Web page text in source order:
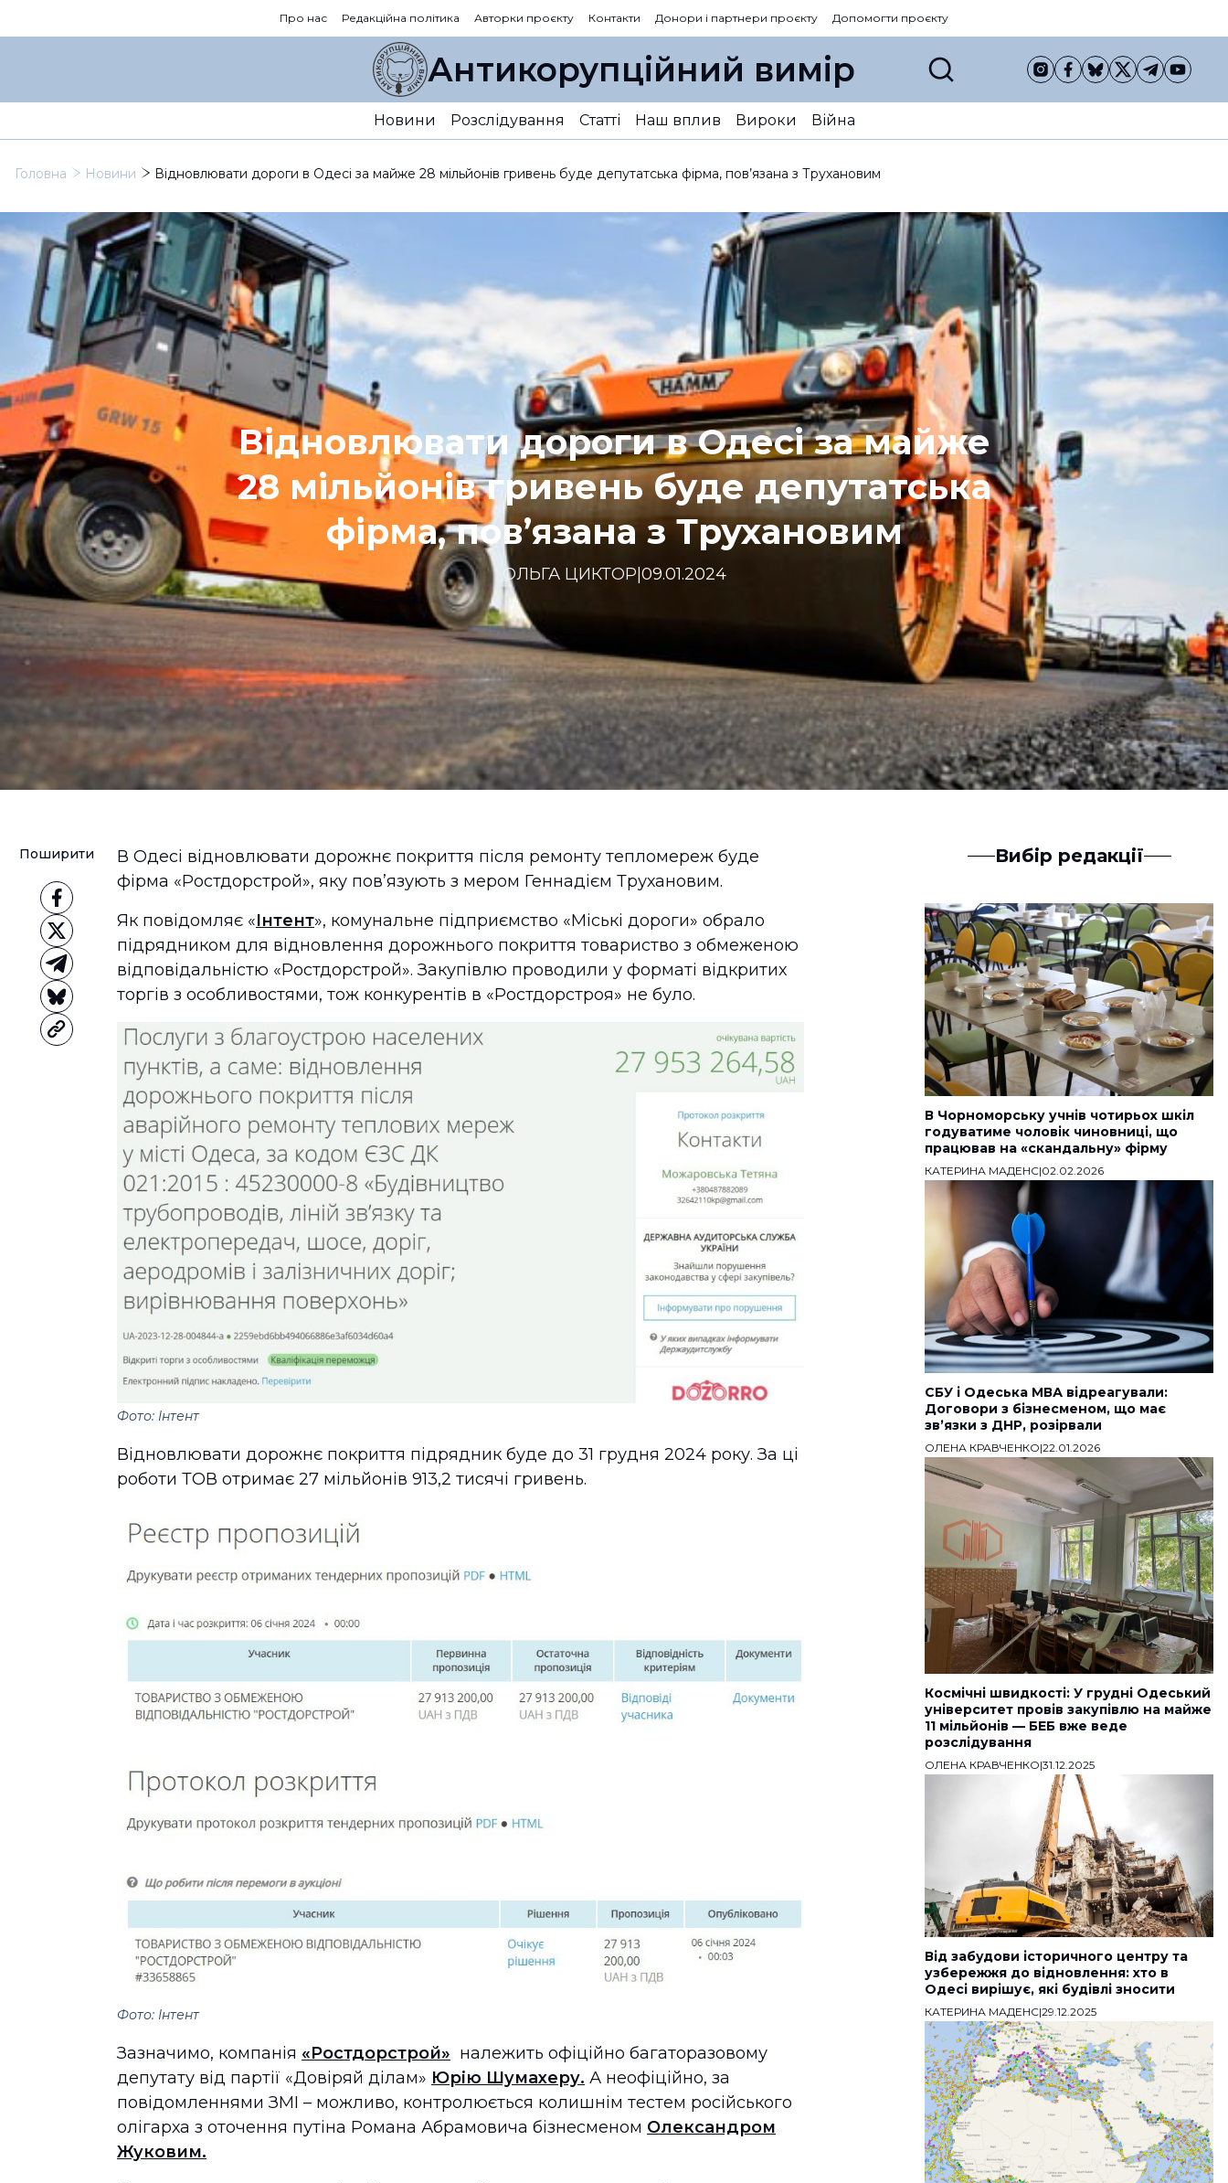
Про нас Редакційна політика Авторки проєкту Контакти Донори і партнери проєкту Допомогти проєкту
Антикорупційний вимір
Новини Розслідування Статті Наш вплив Вироки Війна
Головна Новини Відновлювати дороги в Одесі за майже 28 мільйонів гривень буде депутатська фірма, пов’язана з Трухановим
Відновлювати дороги в Одесі за майже
28 мільйонів гривень буде депутатська
фірма, пов’язана з Трухановим
ОЛЬГА ЦИКТОР|09.01.2024
Поширити
В Одесі відновлювати дорожнє покриття після ремонту тепломереж буде
фірма «Ростдорстрой», яку пов’язують з мером Геннадієм Трухановим.
Як повідомляє «Інтент», комунальне підприємство «Міські дороги» обрало
підрядником для відновлення дорожнього покриття товариство з обмеженою
відповідальністю «Ростдорстрой». Закупівлю проводили у форматі відкритих
торгів з особливостями, тож конкурентів в «Ростдорстроя» не було.
Фото: Інтент
Відновлювати дорожнє покриття підрядник буде до 31 грудня 2024 року. За ці
роботи ТОВ отримає 27 мільйонів 913,2 тисячі гривень.
Фото: Інтент
Зазначимо, компанія «Ростдорстрой» належить офіційно багаторазовому
депутату від партії «Довіряй ділам» Юрію Шумахеру. А неофіційно, за
повідомленнями ЗМІ – можливо, контролюється колишнім тестем російського
олігарха з оточення путіна Романа Абрамовича бізнесменом Олександром
Жуковим.
Вибір редакції
В Чорноморську учнів чотирьох шкіл
годуватиме чоловік чиновниці, що
працював на «скандальну» фірму
КАТЕРИНА МАДЕНС|02.02.2026
СБУ і Одеська МВА відреагували:
Договори з бізнесменом, що має
звʼязки з ДНР, розірвали
ОЛЕНА КРАВЧЕНКО|22.01.2026
Космічні швидкості: У грудні Одеський
університет провів закупівлю на майже
11 мільйонів — БЕБ вже веде
розслідування
ОЛЕНА КРАВЧЕНКО|31.12.2025
Від забудови історичного центру та
узбережжя до відновлення: хто в
Одесі вирішує, які будівлі зносити
КАТЕРИНА МАДЕНС|29.12.2025